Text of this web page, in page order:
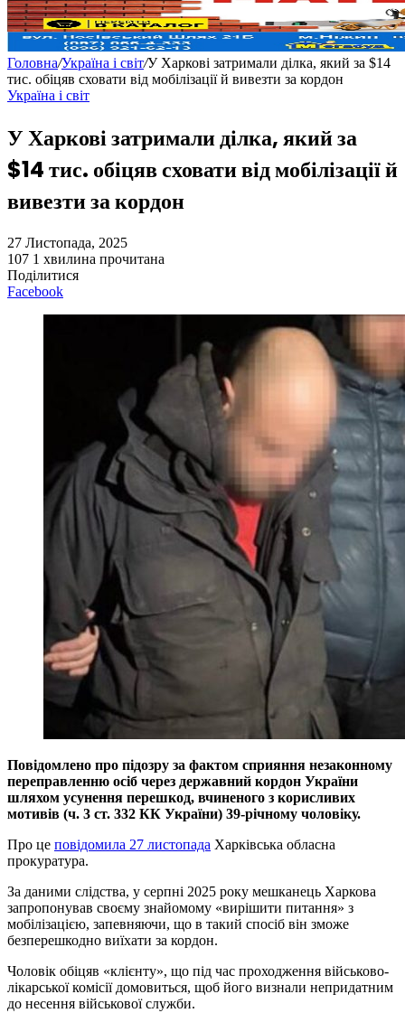
Головна/Україна і світ/У Харкові затримали ділка, який за $14
тис. обіцяв сховати від мобілізації й вивезти за кордон
Україна і світ
У Харкові затримали ділка, який за
$14 тис. обіцяв сховати від мобілізації й
вивезти за кордон
27 Листопада, 2025
107 1 хвилина прочитана
Поділитися
Facebook
Повідомлено про підозру за фактом сприяння незаконному
переправленню осіб через державний кордон України
шляхом усунення перешкод, вчиненого з корисливих
мотивів (ч. 3 ст. 332 КК України) 39-річному чоловіку.
Про це повідомила 27 листопада Харківська обласна
прокуратура.
За даними слідства, у серпні 2025 року мешканець Харкова
запропонував своєму знайомому «вирішити питання» з
мобілізацією, запевняючи, що в такий спосіб він зможе
безперешкодно виїхати за кордон.
Чоловік обіцяв «клієнту», що під час проходження військово-
лікарської комісії домовиться, щоб його визнали непридатним
до несення військової служби.